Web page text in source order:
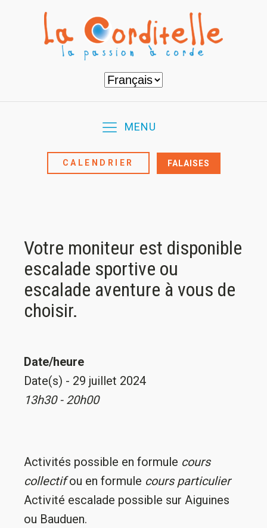
Choisir
une
MENU
CALENDRIER FALAISES
Votre moniteur est disponible
escalade sportive ou
escalade aventure à vous de
choisir.
Date/heure
Date(s) - 29 juillet 2024
13h30 - 20h00
Activités possible en formule cours
collectifou en formule cours particulier
Activité escalade possible sur Aiguines
ou Bauduen.